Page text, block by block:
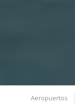
Aeropuertos